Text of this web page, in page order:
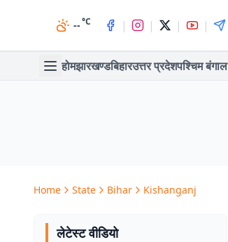
--°C | | | |
होमझारखण्डबिहारउत्तर प्रदेशपश्चिम बंगाल
Home State Bihar Kishanganj
लेटेस्ट वीडियो